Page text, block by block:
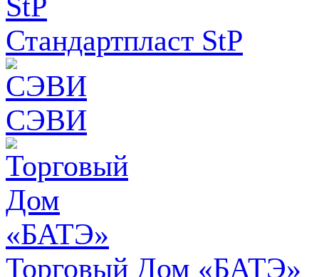
Стандартпласт StP
СЭВИ
Торговый Дом «БАТЭ»